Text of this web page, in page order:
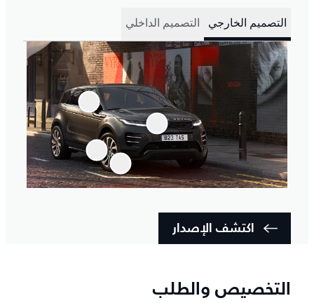
التصميم الخارجي التصميم الداخلي
اكتشف الإصدار
التخصيص والطلب